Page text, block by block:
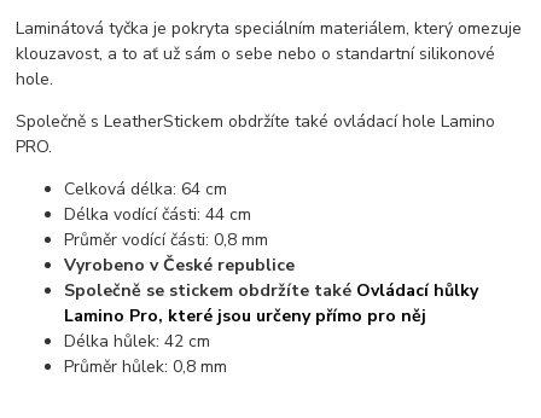
Laminátová tyčka je pokryta speciálním materiálem, který omezuje
klouzavost, a to ať už sám o sebe nebo o standartní silikonové
hole.
Společně s LeatherStickem obdržíte také ovládací hole Lamino
PRO.
Celková délka: 64 cm
Délka vodící části: 44 cm
Průměr vodící části: 0,8 mm
Vyrobeno v České republice
Společně se stickem obdržíte také Ovládací hůlky
Lamino Pro, které jsou určeny přímo pro něj
Délka hůlek: 42 cm
Průměr hůlek: 0,8 mm